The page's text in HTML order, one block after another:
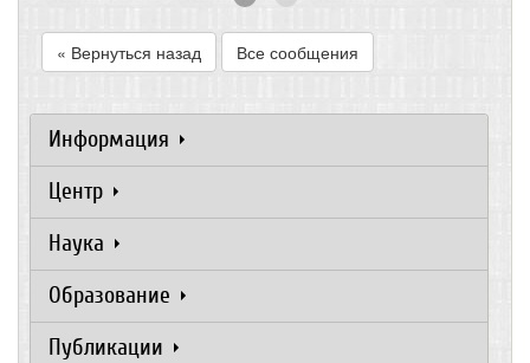
« Вернуться назад Все сообщения
Информация
Центр
Наука
Образование
Публикации